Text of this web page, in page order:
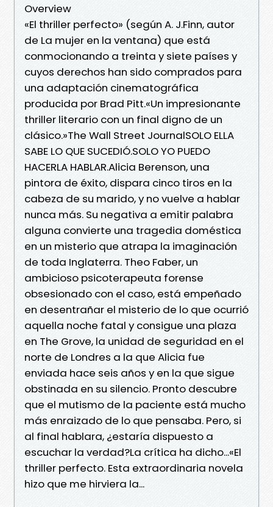
Overview
«El thriller perfecto» (según A. J.Finn, autor
de La mujer en la ventana) que está
conmocionando a treinta y siete países y
cuyos derechos han sido comprados para
una adaptación cinematográfica
producida por Brad Pitt.«Un impresionante
thriller literario con un final digno de un
clásico.»The Wall Street JournalSOLO ELLA
SABE LO QUE SUCEDIÓ.SOLO YO PUEDO
HACERLA HABLAR.Alicia Berenson, una
pintora de éxito, dispara cinco tiros en la
cabeza de su marido, y no vuelve a hablar
nunca más. Su negativa a emitir palabra
alguna convierte una tragedia doméstica
en un misterio que atrapa la imaginación
de toda Inglaterra. Theo Faber, un
ambicioso psicoterapeuta forense
obsesionado con el caso, está empeñado
en desentrañar el misterio de lo que ocurrió
aquella noche fatal y consigue una plaza
en The Grove, la unidad de seguridad en el
norte de Londres a la que Alicia fue
enviada hace seis años y en la que sigue
obstinada en su silencio. Pronto descubre
que el mutismo de la paciente está mucho
más enraizado de lo que pensaba. Pero, si
al final hablara, ¿estaría dispuesto a
escuchar la verdad?La crítica ha dicho...«El
thriller perfecto. Esta extraordinaria novela
hizo que me hirviera la...